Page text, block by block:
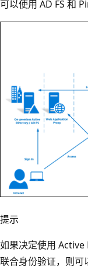
可以使用 AD FS 和
提示
如果决定使用
联合身份验证，则可